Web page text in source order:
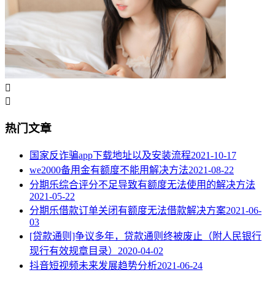


热门文章
国家反诈骗app下载地址以及安装流程2021-10-17
we2000备用金有额度不能用解决方法2021-08-22
分期乐综合评分不足导致有额度无法使用的解决方法
2021-05-22
分期乐借款订单关闭有额度无法借款解决方案2021-06-
03
[贷款通则]争议多年，贷款通则终被废止（附人民银行
现行有效规章目录） 2020-04-02
抖音短视频未来发展趋势分析2021-06-24